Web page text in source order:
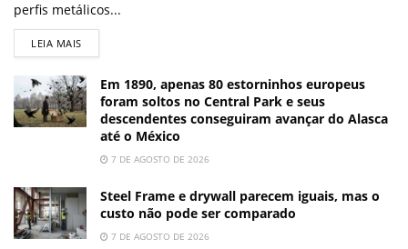
perfis metálicos...
LEIA MAIS
Em 1890, apenas 80 estorninhos europeus
foram soltos no Central Park e seus
descendentes conseguiram avançar do Alasca
até o México
7 DE AGOSTO DE 2026
Steel Frame e drywall parecem iguais, mas o
custo não pode ser comparado
7 DE AGOSTO DE 2026